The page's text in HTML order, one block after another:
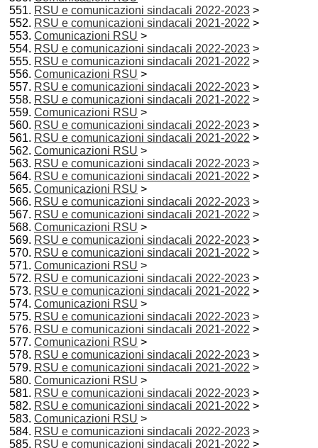
RSU e comunicazioni sindacali 2022-2023 >
RSU e comunicazioni sindacali 2021-2022 >
Comunicazioni RSU >
RSU e comunicazioni sindacali 2022-2023 >
RSU e comunicazioni sindacali 2021-2022 >
Comunicazioni RSU >
RSU e comunicazioni sindacali 2022-2023 >
RSU e comunicazioni sindacali 2021-2022 >
Comunicazioni RSU >
RSU e comunicazioni sindacali 2022-2023 >
RSU e comunicazioni sindacali 2021-2022 >
Comunicazioni RSU >
RSU e comunicazioni sindacali 2022-2023 >
RSU e comunicazioni sindacali 2021-2022 >
Comunicazioni RSU >
RSU e comunicazioni sindacali 2022-2023 >
RSU e comunicazioni sindacali 2021-2022 >
Comunicazioni RSU >
RSU e comunicazioni sindacali 2022-2023 >
RSU e comunicazioni sindacali 2021-2022 >
Comunicazioni RSU >
RSU e comunicazioni sindacali 2022-2023 >
RSU e comunicazioni sindacali 2021-2022 >
Comunicazioni RSU >
RSU e comunicazioni sindacali 2022-2023 >
RSU e comunicazioni sindacali 2021-2022 >
Comunicazioni RSU >
RSU e comunicazioni sindacali 2022-2023 >
RSU e comunicazioni sindacali 2021-2022 >
Comunicazioni RSU >
RSU e comunicazioni sindacali 2022-2023 >
RSU e comunicazioni sindacali 2021-2022 >
Comunicazioni RSU >
RSU e comunicazioni sindacali 2022-2023 >
RSU e comunicazioni sindacali 2021-2022 >